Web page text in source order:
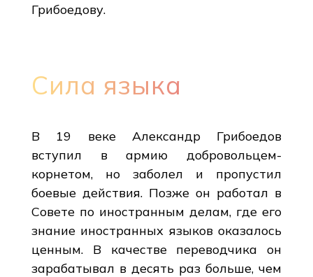
Грибоедову.
Сила языка
В 19 веке Александр Грибоедов
вступил в армию добровольцем-
корнетом, но заболел и пропустил
боевые действия. Позже он работал в
Совете по иностранным делам, где его
знание иностранных языков оказалось
ценным. В качестве переводчика он
зарабатывал в десять раз больше, чем